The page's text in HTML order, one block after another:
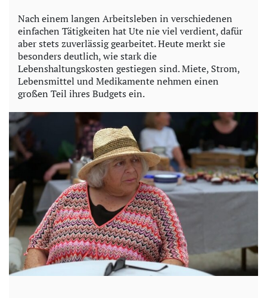
y
V
i
d
e
o
Nach einem langen Arbeitsleben in verschiedenen
einfachen Tätigkeiten hat Ute nie viel verdient, dafür
aber stets zuverlässig gearbeitet. Heute merkt sie
besonders deutlich, wie stark die
Lebenshaltungskosten gestiegen sind. Miete, Strom,
Lebensmittel und Medikamente nehmen einen
großen Teil ihres Budgets ein.